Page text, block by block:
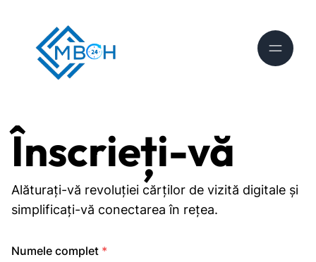
Înscrieți-vă
Alăturați-vă revoluției cărților de vizită digitale și
simplificați-vă conectarea în rețea.
Numele complet *